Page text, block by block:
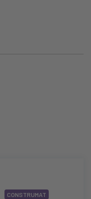
CONSTRUMAT